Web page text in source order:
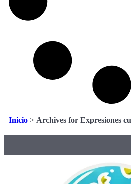
Inicio > Archives for Expresiones